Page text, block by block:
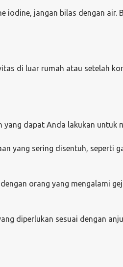
iodine, jangan bilas dengan air.
di luar rumah atau setelah
yang dapat Anda lakukan untuk
yang sering disentuh, seperti
orang yang mengalami
diperlukan sesuai dengan